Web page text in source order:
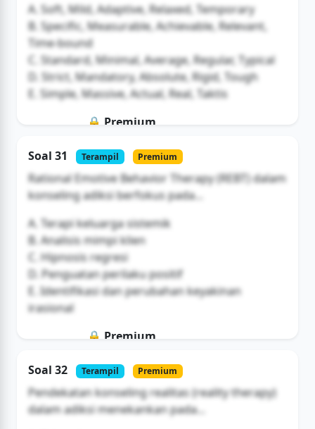
A. Soft, Mild, Adaptive, Relaxed, Temporary
B. Specific, Measurable, Achievable, Relevant,
Time-bound
C. Standard, Minimal, Average, Regular, Typical
D. Strict, Mandatory, Absolute, Rigid, Tough
E. Simple, Massive, Actual, Real, Taktis
🔒 Premium
Buka Akses
Soal 31 Terampil Premium
Rational Emotive Behavior Therapy (REBT) dalam
konseling adiksi berfokus pada...
A. Terapi keluarga sistemik
B. Analisis mimpi klien
C. Hipnosis regresi
D. Penguatan perilaku positif
E. Identifikasi dan perubahan keyakinan
irasional
🔒 Premium
Buka Akses
Soal 32 Terampil Premium
Pendekatan konseling realitas (reality therapy)
dalam adiksi menekankan pada...